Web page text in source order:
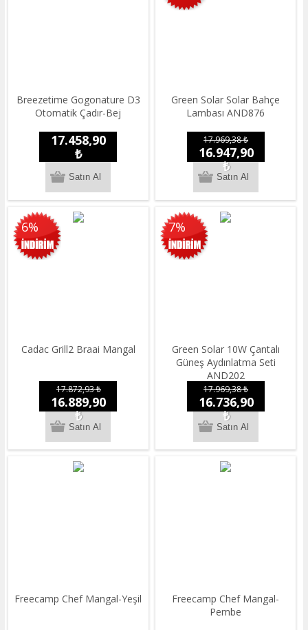
Breezetime Gogonature D3
Otomatik Çadır-Bej
17.458,90
₺
Green Solar Solar Bahçe
Lambası AND876
17.969,38 ₺
16.947,90
₺
6%
Cadac Grill2 Braai Mangal
17.872,93 ₺
16.889,90
₺
7%
Green Solar 10W Çantalı
Güneş Aydınlatma Seti
AND202
17.969,38 ₺
16.736,90
₺
Freecamp Chef Mangal-Yeşil
Freecamp Chef Mangal-
Pembe